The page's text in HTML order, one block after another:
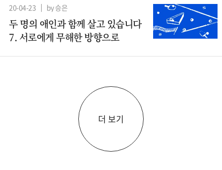
20-04-23 by 승은
두 명의 애인과 함께 살고 있습니다
7. 서로에게 무해한 방향으로
더 보기